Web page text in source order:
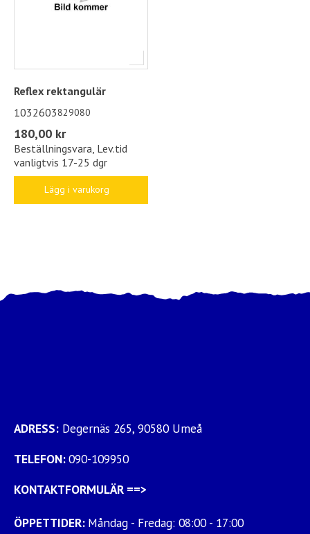
Reflex rektangulär
1032603829080
180,00 kr
Beställningsvara, Lev.tid
vanligtvis 17-25 dgr
Lägg i varukorg
ADRESS: Degernäs 265, 90580 Umeå
TELEFON:090-109950
KONTAKTFORMULÄR ==>
ÖPPETTIDER: Måndag - Fredag: 08:00 - 17:00